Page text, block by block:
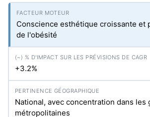
Conscience esthétique croissante et
de l'obésité
+3.2%
National, avec concentration dans les
métropolitaines